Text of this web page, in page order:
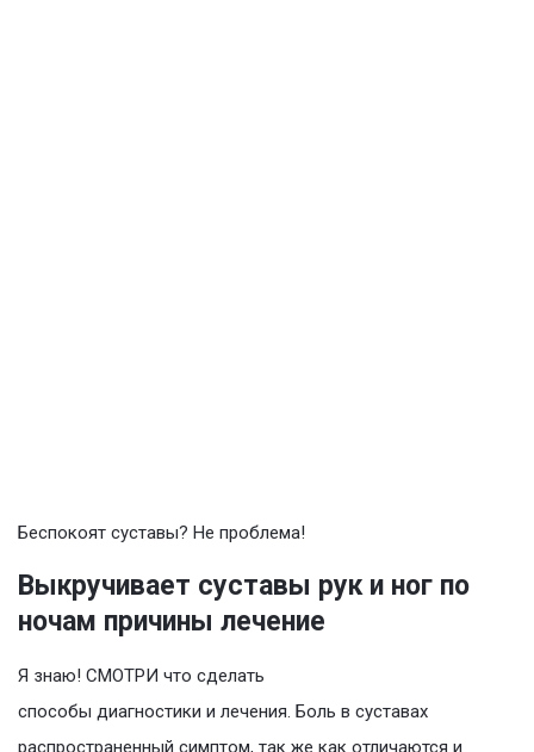
Беспокоят суставы? Не проблема!
Выкручивает суставы рук и ног по
ночам причины лечение
Я знаю! СМОТРИ что сделать
способы диагностики и лечения. Боль в суставах
распространенный симптом, так же как отличаются и